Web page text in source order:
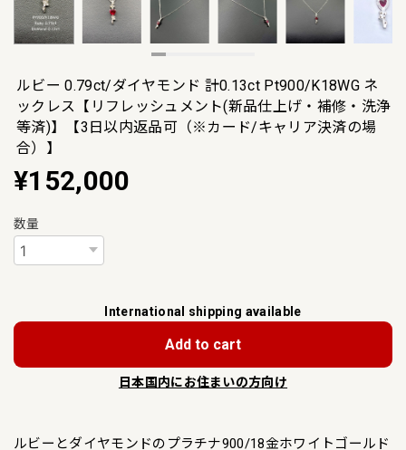
ルビー 0.79ct/ダイヤモンド 計0.13ct Pt900/K18WG ネ
ックレス【リフレッシュメント(新品仕上げ・補修・洗浄
等済)】【3日以内返品可（※カード/キャリア決済の場
合）】
¥152,000
数量
International shipping available
Add to cart
日本国内にお住まいの方向け
ルビーとダイヤモンドのプラチナ900/18金ホワイトゴールド